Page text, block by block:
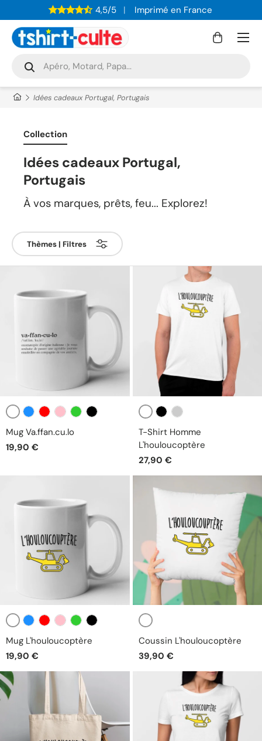
ALLER AU CONTENU
4,5/5 Imprimé en France
Recherche
Rechercher
Panier
Menu
Idées cadeaux Portugal, Portugais
Collection
Idées cadeaux Portugal,
Portugais
À vos marques, prêts, feu... Explorez!
Thèmes | Filtres
Blanc
Mug Va.ffan.cu.lo
19,90 €
Blanc
T-Shirt Homme
L'houloucoptère
27,90 €
Blanc
Mug L'houloucoptère
19,90 €
Blanc
Coussin L'houloucoptère
39,90 €